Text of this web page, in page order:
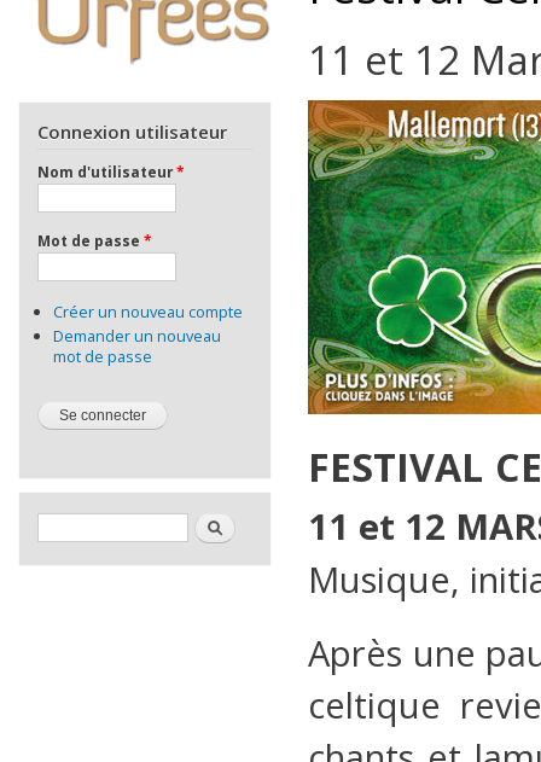
Connexion utilisateur
Nom d'utilisateur*
Mot de passe *
Créer un nouveau compte
Demander un nouveau
mot de passe
Formulaire de rechercheRechercher
11 et 12
FESTIVAL
11 et 12
Musique,
Après une
celtique